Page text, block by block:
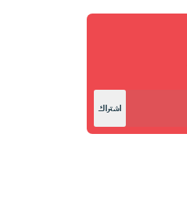
اشتراك